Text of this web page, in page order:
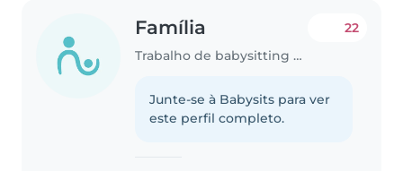
Família
Trabalho de babysitting em Lisboa
22
Junte-se à Babysits para ver
este perfil completo.